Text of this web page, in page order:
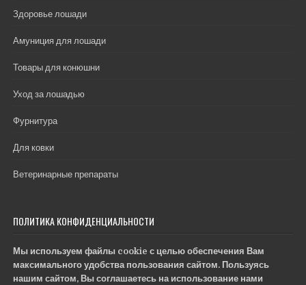
Здоровье лошади
Амуниция для лошади
Товары для конюшни
Уход за лошадью
Фурнитура
Для ковки
Ветеринарные препараты
ПОЛИТИКА КОНФИДЕНЦИАЛЬНОСТИ
Мы используем файлы cookie с целью обеспечения Вам
максимального удобства пользования сайтом. Пользуясь
нашим сайтом, Вы соглашаетесь на использование нами